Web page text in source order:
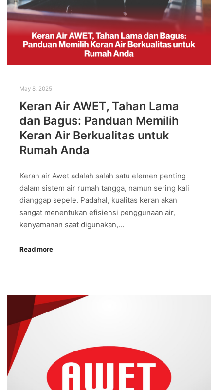
May 8, 2025
Keran Air AWET, Tahan Lama
dan Bagus: Panduan Memilih
Keran Air Berkualitas untuk
Rumah Anda
Keran air Awet adalah salah satu elemen penting
dalam sistem air rumah tangga, namun sering kali
dianggap sepele. Padahal, kualitas keran akan
sangat menentukan efisiensi penggunaan air,
kenyamanan saat digunakan,…
Read more